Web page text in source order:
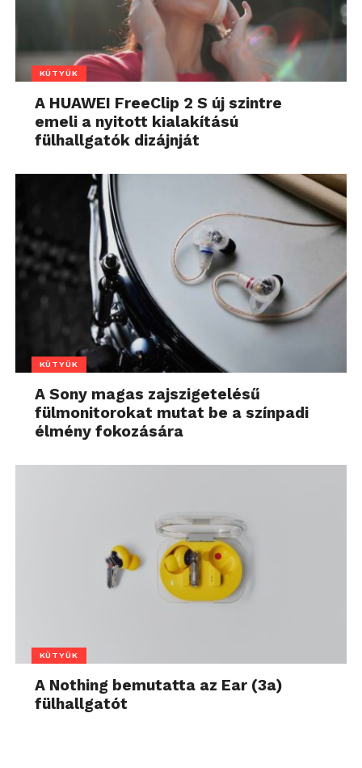
KÜTYÜK
A HUAWEI FreeClip 2 S új szintre
emeli a nyitott kialakítású
fülhallgatók dizájnját
KÜTYÜK
A Sony magas zajszigetelésű
fülmonitorokat mutat be a színpadi
élmény fokozására
KÜTYÜK
A Nothing bemutatta az Ear (3a)
fülhallgatót